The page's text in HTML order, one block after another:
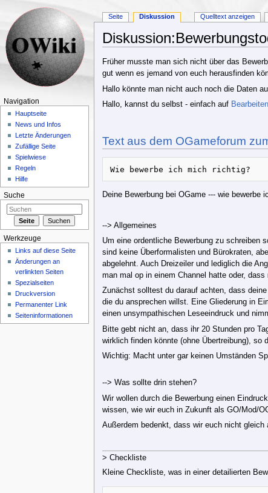
Früher musste man sich nicht über das
gut wenn es jemand von euch herausfinden
Hallo könnte man nicht auch noch die Daten
Hallo, kannst du selbst - einfach auf Bearbeiten
Text aus dem OGameforum
Deine Bewerbung bei OGame --- wie bewerbe
--> Allgemeines
Um eine ordentliche Bewerbung zu schreiben
sind keine Überformalisten und Bürokraten,
abgelehnt. Auch Dreizeiler und lediglich die
man mal op in einem Channel hatte oder,
Zunächst solltest du darauf achten, dass
die du ansprechen willst. Eine Gliederung in
einen unsympathischen Leseeindruck und
Bitte gebt nicht an, dass ihr 20 Stunden pro
wirklich finden könnte (ohne Übertreibung), so
Wichtig: Macht unter gar keinen Umständen
--> Was sollte drin stehen?
Wir wollen durch die Bewerbung einen
wissen, wie wir euch in Zukunft als GO/Mod/
Außerdem bedenkt, dass wir euch nicht
> Checkliste
Kleine Checkliste, was in einer detailierten
Seite Diskussion Quelltext anzeigen
Navigation
Hauptseite
News und Infos
Letzte Änderungen
Zufällige Seite
Spielwiese
Regeln
Hilfe
Suche
Werkzeuge
Links auf diese Seite
Änderungen an
verlinkten Seiten
Spezialseiten
Druckversion
Permanenter Link
Seiteninformationen